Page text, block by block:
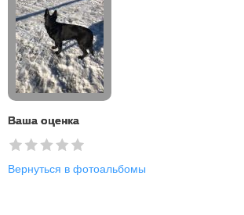
Ваша оценка
Вернуться в фотоальбомы